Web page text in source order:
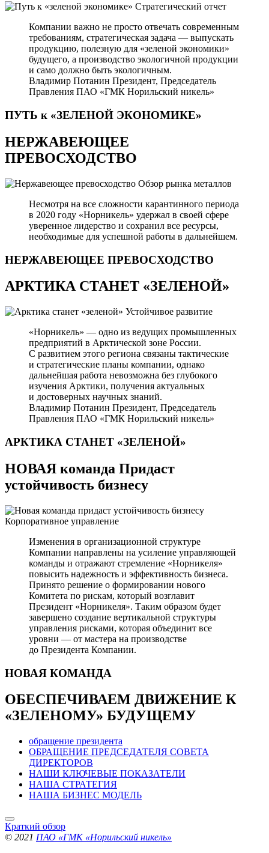
Стратегический отчет
Компании важно не просто отвечать современным
требованиям, стратегическая задача — выпускать
продукцию, полезную для «зеленой экономики»
будущего, а производство экологичной продукции
и само должно быть экологичным.
Владимир Потанин Президент, Председатель
Правления ПАО «ГМК Норильский никель»
ПУТЬ к «ЗЕЛЕНОЙ ЭКОНОМИКЕ»
НЕРЖАВЕЮЩЕЕ
ПРЕВОСХОДСТВО
Обзор рынка металлов
Несмотря на все сложности карантинного периода
в 2020 году «Норникель» удержал в своей сфере
уверенное лидерство и сохранил все ресурсы,
необходимые для успешной работы в дальнейшем.
НЕРЖАВЕЮЩЕЕ ПРЕВОСХОДСТВО
АРКТИКА СТАНЕТ «ЗЕЛЕНОЙ»
Устойчивое развитие
«Норникель» — одно из ведущих промышленных
предприятий в Арктической зоне России.
С развитием этого региона связаны тактические
и стратегические планы компании, однако
дальнейшая работа невозможна без глубокого
изучения Арктики, получения актуальных
и достоверных научных знаний.
Владимир Потанин Президент, Председатель
Правления ПАО «ГМК Норильский никель»
АРКТИКА СТАНЕТ «ЗЕЛЕНОЙ»
НОВАЯ команда Придаст
устойчивость бизнесу
Корпоративное управление
Изменения в организационной структуре
Компании направлены на усиление управляющей
команды и отражают стремление «Норникеля»
повысить надежность и эффективность бизнеса.
Принято решение о формировании нового
Комитета по рискам, который возглавит
Президент «Норникеля». Таким образом будет
завершено создание вертикальной структуры
управления рисками, которая объединит все
уровни — от мастера на производстве
до Президента Компании.
НОВАЯ КОМАНДА
ОБЕСПЕЧИВАЕМ ДВИЖЕНИЕ К
«ЗЕЛЕНОМУ» БУДУЩЕМУ
обращение президента
ОБРАЩЕНИЕ ПРЕДСЕДАТЕЛЯ СОВЕТА
ДИРЕКТОРОВ
НАШИ КЛЮЧЕВЫЕ ПОКАЗАТЕЛИ
НАША СТРАТЕГИЯ
НАША БИЗНЕС МОДЕЛЬ
Краткий обзор
© 2021 ПАО «ГМК «Норильский никель»